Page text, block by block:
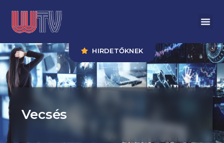
HIRDETŐKNEK
Vecsés